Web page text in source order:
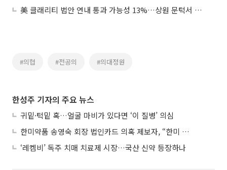
美 클래리티 법안 연내 통과 가능성 13%…상원 문턱서 제동
#의협 #전공의 #의대정원
한성주 기자의 주요 뉴스
귀밑·턱밑 혹…얼굴 마비가 있다면 ‘이 질병’ 의심
한미약품 송영숙 회장 법인카드 의혹 제보자, “한미 잘 되기 바라는 마음”
‘레켐비’ 독주 치매 치료제 시장…국산 신약 등장하나